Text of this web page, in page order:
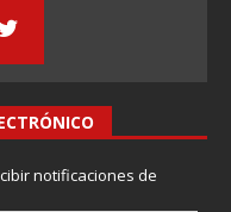
notificaciones de